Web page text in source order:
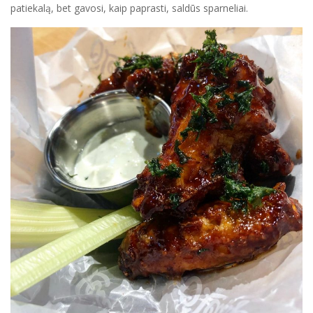
patiekalą, bet gavosi, kaip paprasti, saldūs sparneliai.